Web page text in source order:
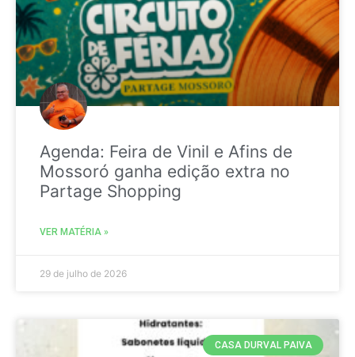
Agenda: Feira de Vinil e Afins de
Mossoró ganha edição extra no
Partage Shopping
VER MATÉRIA »
29 de julho de 2026
CASA DURVAL PAIVA